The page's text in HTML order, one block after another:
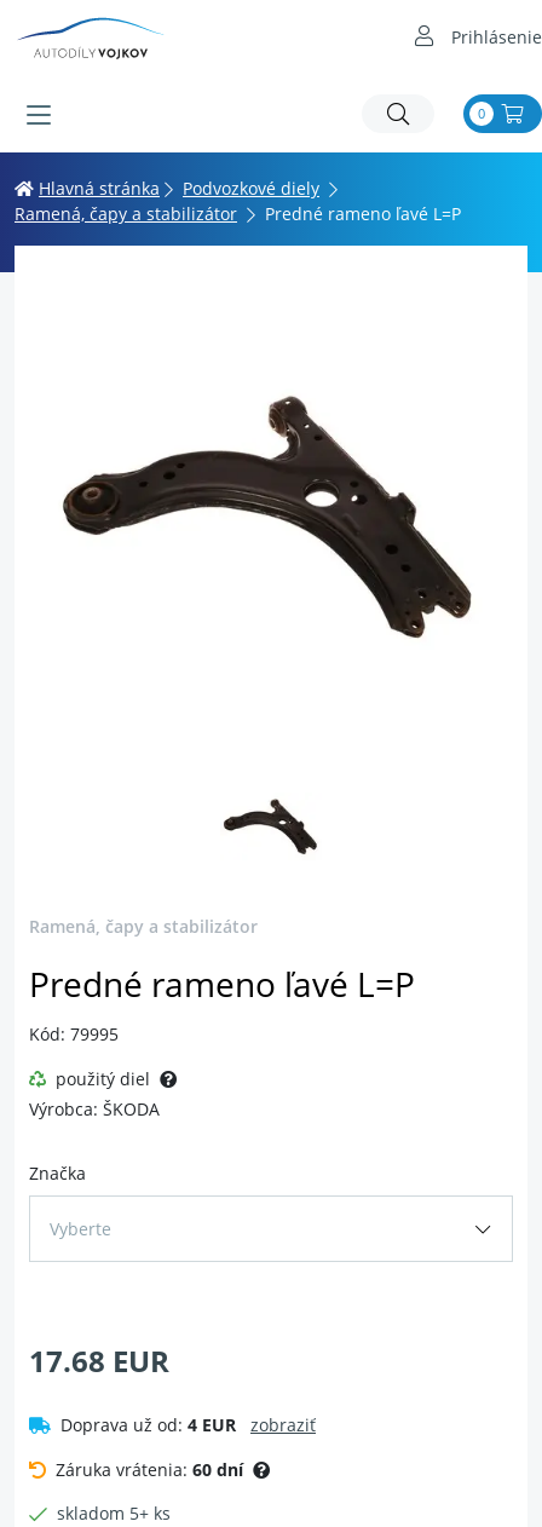
Prihlásenie
0
Hlavná stránka
Podvozkové diely
Ramená, čapy a stabilizátor
Predné rameno ľavé L=P
Ramená, čapy a stabilizátor
Predné rameno ľavé L=P
Kód: 79995
použitý diel
Výrobca: ŠKODA
Značka
Vyberte
17.68 EUR
Doprava už od: 4 EUR
zobraziť
Záruka vrátenia: 60 dní
skladom 5+ ks